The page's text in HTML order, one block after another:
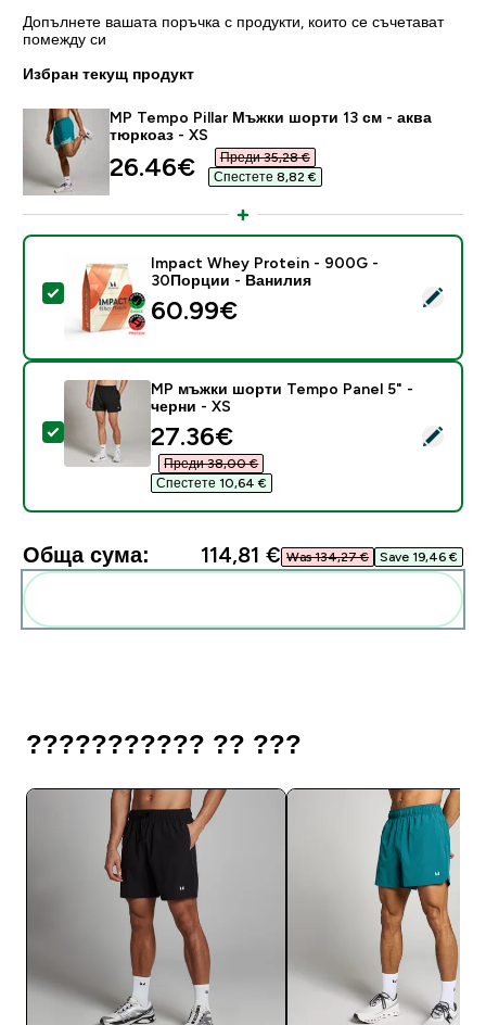
Допълнете вашата поръчка с продукти, които се съчетават
помежду си
Избран текущ продукт
MP Tempo Pillar Мъжки шорти 13 см - аква
тюркоаз - XS
discounted price
26.46€‎
Преди 35,28 €‎
Спестете 8,82 €‎
Select this product - Impact Whey Protein - 900G -
Impact Whey Protein - 900G -
30Порции - Ванилия
60.99€‎
Select this product - MP мъжки шорти Tempo Panel
MP мъжки шорти Tempo Panel 5" -
черни - XS
discounted price
27.36€‎
Преди 38,00 €‎
Спестете 10,64 €‎
Обща сума: 114,81 €‎ Was 134,27 €‎ Save 19,46 €‎
??????????? ?? ???